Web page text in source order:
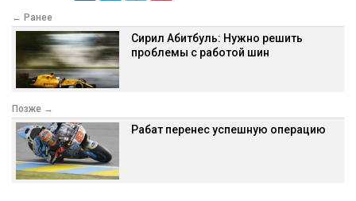
← Ранее
Сирил Абитбуль: Нужно решить
проблемы с работой шин
Позже →
Рабат перенес успешную операцию